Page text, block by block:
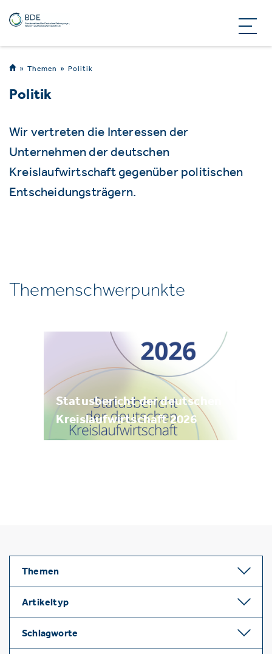
Themen Politik
Politik
Wir vertreten die Interessen der
Unternehmen der deutschen
Kreislaufwirtschaft gegenüber politischen
Entscheidungsträgern.
Themenschwerpunkte
Statusbericht der deutschen
Kreislaufwirtschaft 2026
Themen
Artikeltyp
Schlagworte